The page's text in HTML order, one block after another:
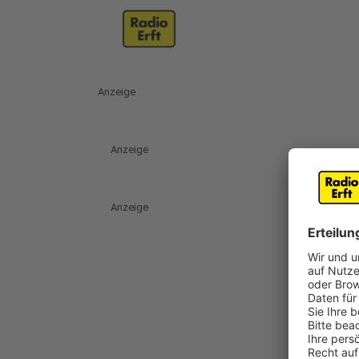
Anzeige
Anzeige
Anzeige